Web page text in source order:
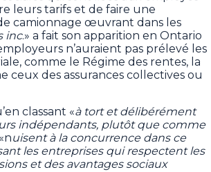
leurs tarifs et de faire une
camionnage œuvrant dans les
inc.» a fait son apparition en Ontario
n’auraient pas prélevé les
comme le Régime des rentes, la
ceux des assurances collectives ou
classant «à tort et délibérément
indépendants, plutôt que comme
uisent à la concurrence dans ce
les entreprises qui respectent les
et des avantages sociaux